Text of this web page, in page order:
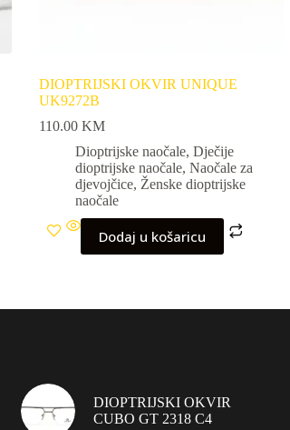
DIOPTRIJSKI OKVIR UNIQUE
UK9272B
110.00 KM
Dioptrijske naočale, Dječije
dioptrijske naočale, Naočale za
djevojčice, Ženske dioptrijske
naočale
Dodaj u košaricu
DIOPTRIJSKI OKVIR
CUBO GT 2318 C4